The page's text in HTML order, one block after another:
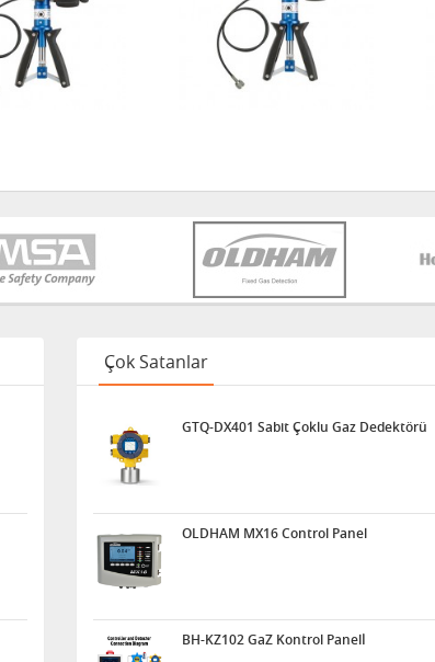
Çok Satanlar
GTQ-DX401 Sabit Çoklu Gaz Dedektörü
OLDHAM MX16 Control Panel
BH-KZ102 GaZ Kontrol Panelİ